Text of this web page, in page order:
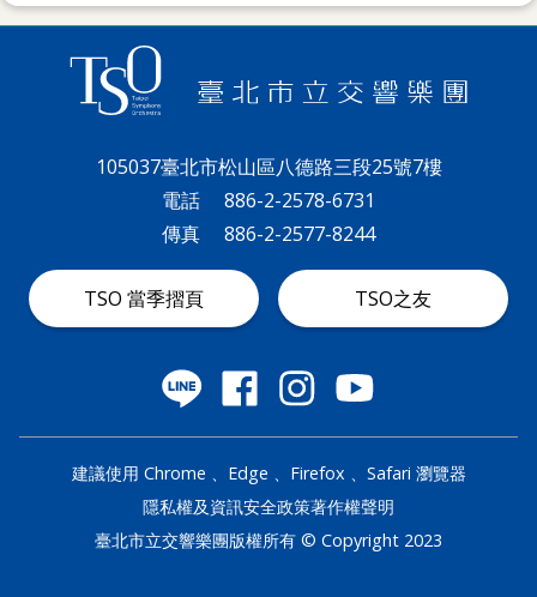
105037臺北市松山區八德路三段25號7樓
電話
886-2-2578-6731
傳真
886-2-2577-8244
TSO 當季摺頁 TSO之友
建議使用 Chrome 、Edge 、Firefox 、Safari 瀏覽器
隱私權及資訊安全政策著作權聲明
臺北市立交響樂團版權所有 © Copyright 2023